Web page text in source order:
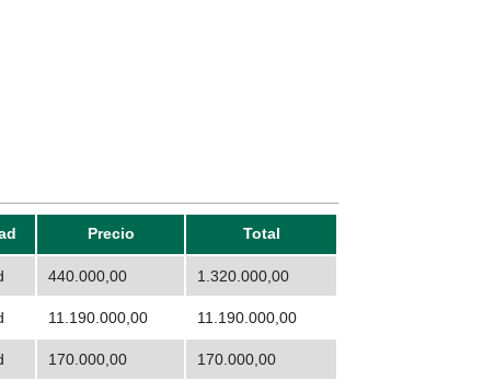
Precio Total
440.000,00 1.320.000,00
11.190.000,00 11.190.000,00
170.000,00 170.000,00